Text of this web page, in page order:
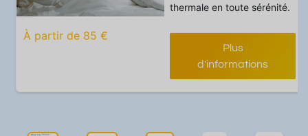
thermale en toute sérénité.
Les chambres, confortables
et lumineuses, sont équipées
d’un grand lit double
(180x200 cm) ou de deux
lits simples, d’une salle de
À partir de 85 €
Plus
d'informations